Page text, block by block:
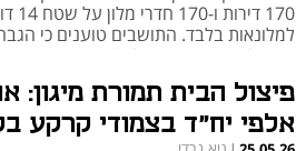
למלונאות בלבד. התושבים טוענים כי
פיצול הבית תמורת מיגון:
אלפי יח"ד בצמודי קרקע
|